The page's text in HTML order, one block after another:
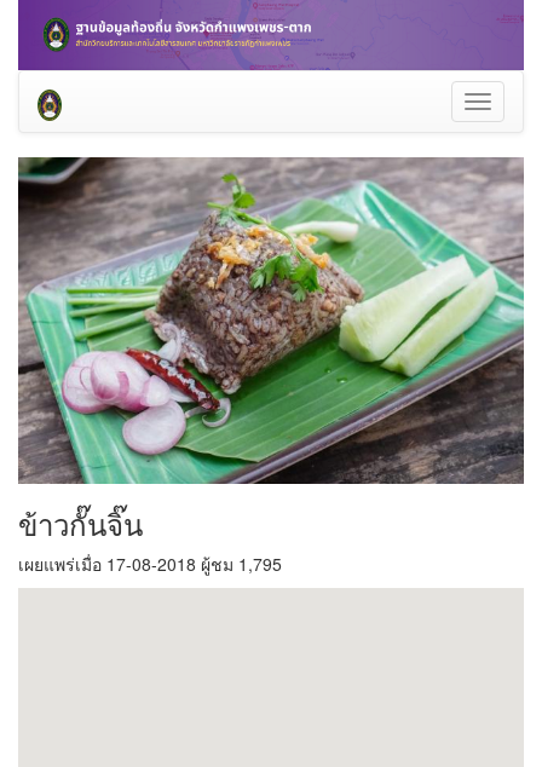
Toggle
ข้าวกั๊นจิ๊น
เผยแพร่เมื่อ 17-08-2018 ผู้ชม 1,795